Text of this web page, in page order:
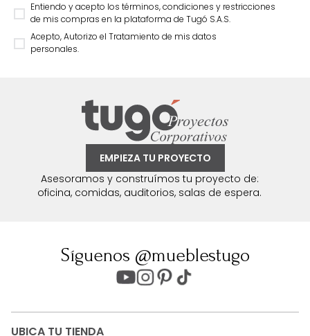
Entiendo y acepto los términos, condiciones y restricciones
de mis compras en la plataforma de Tugó S.A.S.
Acepto, Autorizo el Tratamiento de mis datos
personales.
EMPIEZA TU PROYECTO
Asesoramos y construímos tu proyecto de:
oficina, comidas, auditorios, salas de espera.
Síguenos @mueblestugo
UBICA TU TIENDA